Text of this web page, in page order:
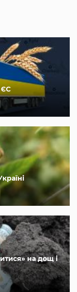
ЄС
на дощ і